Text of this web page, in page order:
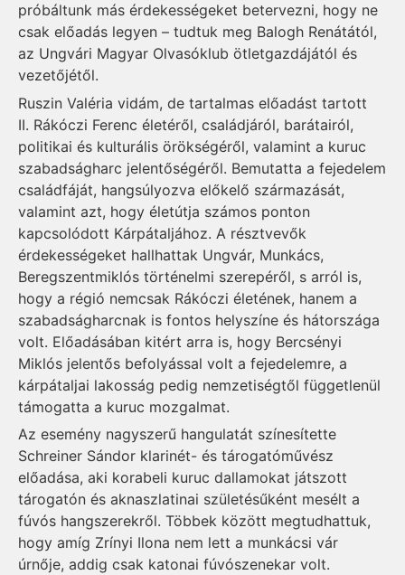
próbáltunk más érdekességeket betervezni, hogy ne
csak előadás legyen – tudtuk meg Balogh Renátától,
az Ungvári Magyar Olvasóklub ötletgazdájától és
vezetőjétől.
Ruszin Valéria vidám, de tartalmas előadást tartott
II. Rákóczi Ferenc életéről, családjáról, barátairól,
politikai és kulturális örökségéről, valamint a kuruc
szabadságharc jelentőségéről. Bemutatta a fejedelem
családfáját, hangsúlyozva előkelő származását,
valamint azt, hogy életútja számos ponton
kapcsolódott Kárpátaljához. A résztvevők
érdekességeket hallhattak Ungvár, Munkács,
Beregszentmiklós történelmi szerepéről, s arról is,
hogy a régió nemcsak Rákóczi életének, hanem a
szabadságharcnak is fontos helyszíne és hátországa
volt. Előadásában kitért arra is, hogy Bercsényi
Miklós jelentős befolyással volt a fejedelemre, a
kárpátaljai lakosság pedig nemzetiségtől függetlenül
támogatta a kuruc mozgalmat.
Az esemény nagyszerű hangulatát színesítette
Schreiner Sándor klarinét- és tárogatóművész
előadása, aki korabeli kuruc dallamokat játszott
tárogatón és aknaszlatinai születésűként mesélt a
fúvós hangszerekről. Többek között megtudhattuk,
hogy amíg Zrínyi Ilona nem lett a munkácsi vár
úrnője, addig csak katonai fúvószenekar volt.